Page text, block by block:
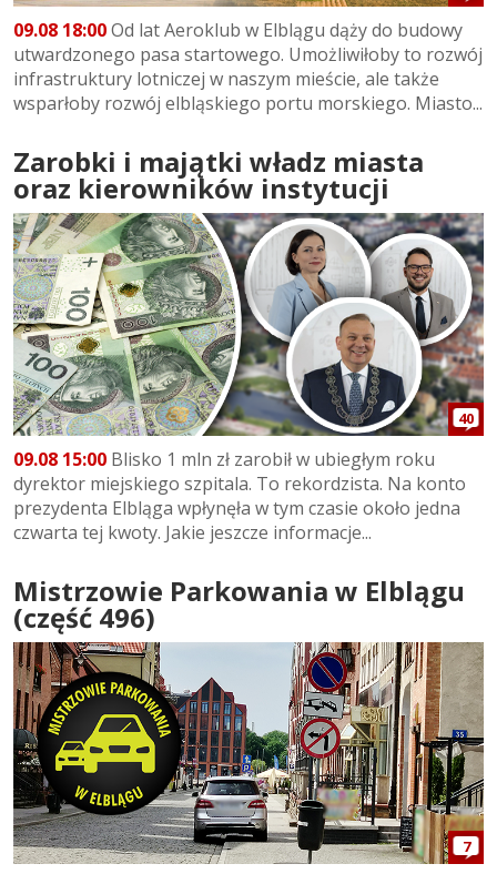
09.08 18:00Od lat Aeroklub w Elblągu dąży do budowy
utwardzonego pasa startowego. Umożliwiłoby to rozwój
infrastruktury lotniczej w naszym mieście, ale także
wsparłoby rozwój elbląskiego portu morskiego. Miasto...
Zarobki i majątki władz miasta
oraz kierowników instytucji
40
09.08 15:00 Blisko 1 mln zł zarobił w ubiegłym roku
dyrektor miejskiego szpitala. To rekordzista. Na konto
prezydenta Elbląga wpłynęła w tym czasie około jedna
czwarta tej kwoty. Jakie jeszcze informacje...
Mistrzowie Parkowania w Elblągu
(część 496)
7